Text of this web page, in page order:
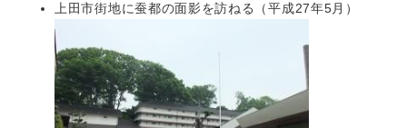
上田市街地に蚕都の面影を訪ねる（平成27年5月）